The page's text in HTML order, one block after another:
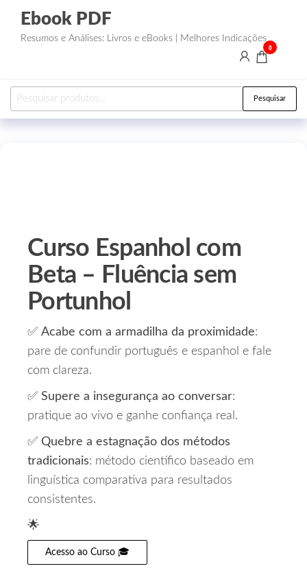
Ebook PDF
Resumos e Análises: Livros e eBooks | Melhores Indicações
0
Pesquisar
Curso Espanhol com
Beta – Fluência sem
Portunhol
✅ Acabe com a armadilha da proximidade:
pare de confundir português e espanhol e fale
com clareza.
✅ Supere a insegurança ao conversar:
pratique ao vivo e ganhe confiança real.
✅ Quebre a estagnação dos métodos
tradicionais: método científico baseado em
linguística comparativa para resultados
consistentes.
🌟
Acesso ao Curso 🎓